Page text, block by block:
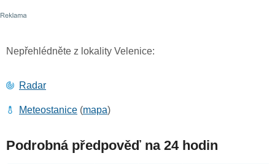
Nepřehlédněte z lokality Velenice:
Radar
Meteostanice (mapa)
Podrobná předpověď na 24 hodin